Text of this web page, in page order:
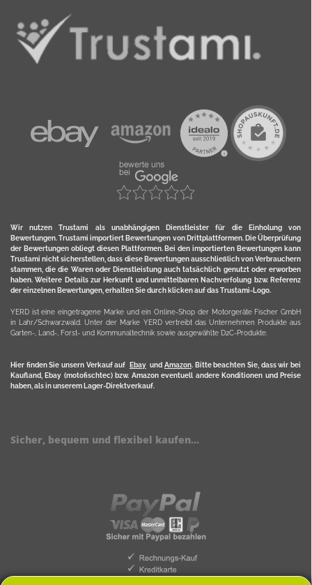
Wir nutzen Trustami als unabhängigen Dienstleister für die Einholung von
Bewertungen. Trustami importiert Bewertungen von Drittplattformen. Die Überprüfung
der Bewertungen obliegt diesen Plattformen. Bei den importierten Bewertungen kann
Trustami nicht sicherstellen, dass diese Bewertungen ausschließlich von Verbrauchern
stammen, die die Waren oder Dienstleistung auch tatsächlich genutzt oder erworben
haben. Weitere Details zur Herkunft und unmittelbaren Nachverfolung bzw. Referenz
der einzelnen Bewertungen, erhalten Sie durch klicken auf das Trustami-Logo.
YERD ist eine eingetragene Marke und ein Online-Shop der Motorgeräte Fischer GmbH
in Lahr/Schwarzwald. Unter der Marke YERD vertreibt das Unternehmen Produkte aus
Garten-, Land-, Forst- und Kommunaltechnik sowie ausgewählte D2C-Produkte.
Hier finden Sie unsern Verkauf auf Ebayund Amazon. Bitte beachten Sie, dass wir bei
Kaufland, Ebay (motofischtec) bzw. Amazon eventuell andere Konditionen und Preise
haben, als in unserem Lager-Direktverkauf.
Sicher, bequem und flexibel kaufen...